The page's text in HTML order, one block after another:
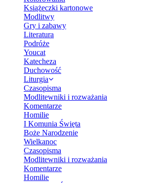
Książeczki kartonowe
Modlitwy
Gry i zabawy
Literatura
Podróże
Youcat
Katecheza
Duchowość
Liturgia
Czasopisma
Modlitewniki i rozważania
Komentarze
Homilie
I Komunia Święta
Boże Narodzenie
Wielkanoc
Czasopisma
Modlitewniki i rozważania
Komentarze
Homilie